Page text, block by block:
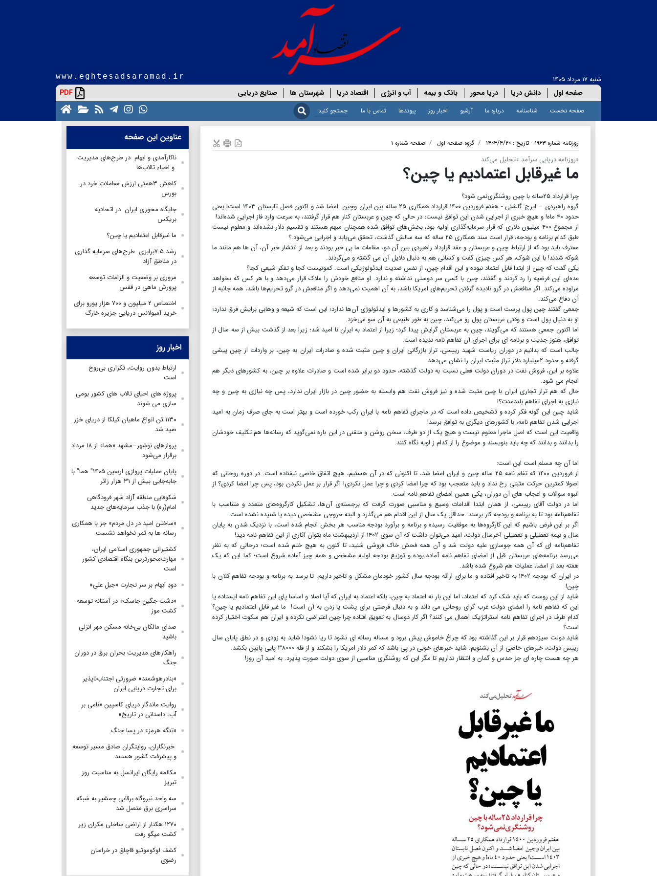
شنبه ۱۷ مرداد ۱۴۰۵ www.eghtesadsaramad.ir
صفحه اول دانش دریا دریا محور بانک و بیمه آب و انرژی اقتصاد دریا شهرستان ها صنایع دریایی PDF
صفحه نخست شناسنامه درباره ما آرشیو اخبار روز پیوندها تماس با ما
روزنامه شماره ۱۹۶۳ - تاریخ : ۱۴۰۳/۴/۲۰ گروه صفحه اول صفحه شماره ۱
«روزنامه دریایی سرآمد »تحلیل می‌کند
ما غیرقابل اعتمادیم یا چین؟
چرا قرارداد ۲۵ساله با چین روشنگری‌نمی شود؟
​​​​​​​گروه راهبردی – ایرج گلشنی - هفتم فروردین ۱۴۰۰ قرارداد همکاری ۲۵ ساله بین ایران وچین امضا شد و اکنون فصل تابستان ۱۴۰۳ است! یعنی
حدود ۴۰ ماه! و هیچ خبری از اجرایی شدن این توافق نیست؛ در حالی که چین و عربستان کنار هم قرار گرفتند، به سرعت وارد فاز اجرایی شده‌اند!
از مجموع ۴۰۰ میلیون دلاری که قرار سرمایه‌گذاری اولیه بود، بخش‌های توافق شده همچنان مبهم هستند و تقسیم دلار نشده‌اند و معلوم نیست
طبق کدام برنامه و بودجه، قرار است سند همکاری ۲۵ ساله که سه سالش گذشت، تحقق می‌یابد و اجرایی می‌شود.؟
معترف باید بود که از ارتباط چین و عربستان و عقد قرارداد راهبردی بین آن دو، مقامات ما بی خبر بودند و بعد از انتشار خبر آن، آن ها هم مانند ما
شوکه شدند! با این شوک، هر کس چیزی گفت و کسانی هم به دنبال دلایل آن می گشته و می‌گردند.
یکی گفت که چین از ابتدا قابل اعتماد نبوده و این اقدام چین، از نفس ضدیت ایدئولوژیکی است. کمونیست کجا و تفکر شیعی کجا؟
عده‌ای این فرضیه را رد کردند و گفتند، چین با کسی سر دوستی نداشته و ندارد. او منافع خودش را ملاک قرار می‌دهد و با هر کس که بخواهد
مراوده می‌کند. اگر منافعش در گرو نادیده گرفتن تحریم‌های امریکا باشد، به آن اهمیت نمی‌دهد و اگر منافعش در گرو تحریم‌ها باشد، همه جانبه از
آن دفاع می‌کند.
جمعی گفتند چین پول پرست است و پول را می‌شناسد و کاری به کشورها و ایدئولوژی آن‌ها ندارد؛ این است که شیعه و وهابی برایش فرق ندارد؛
او به دنبال پول است و وقتی عربستان پول رو می‌کند، چین به طور طبیعی به آن سو می‌خزد.
اما اکنون جمعی هستند که می‌گویند، چین به عربستان گرایش پیدا کرد؛ زیرا از اعتماد به ایران نا امید شد؛ زیرا بعد از گذشت بیش از سه سال از
توافق، هنوز جدیت و برنامه ای برای اجرای آن تفاهم نامه ندیده است.
جالب است که بدانیم در دوران ریاست شهید رییسی، تراز بازرگانی ایران و چین مثبت شده و صادرات ایران به چین، بر واردات از چین پیشی
گرفته و حدود ۲میلیارد دلار تراز مثبت ایران را نشان می‌دهد.
علاوه بر این، فروش نفت در دوران دولت فعلی نسبت به دولت گذشته، حدود دو برابر شده است و صادرات علاوه بر چین، به کشورهای دیگر هم
انجام می شود.
حال که هم تراز تجاری ایران با چین مثبت شده و نیز فروش نفت هم وابسته به حضور چین در بازار ایران ندارد، پس چه نیازی به چین و چه
نیازی به اجرای تفاهم بلندمدت؟!
شاید چین این گونه فکر کرده و تشخیص داده است که در ماجرای تفاهم نامه با ایران رکب خورده است و بهتر است به جای صرف زمان به امید
اجرایی شدن تفاهم نامه، با کشورهای دیگری به توافق برسد!
واقعیت این است که اصل ماجرا معلوم نیست و هیچ یک از دو طرف، سخن روشن و متقنی در این باره نمی‌گوید که رسانه‌ها هم تکلیف خودشان
را بدانند و بدانند که چه باید بنویسند و موضوع را از کدام ز اویه نگاه کنند.
اما آن چه مسلم است این است:
از فروردین ۱۴۰۰ که تفام نامه ۲۵ ساله چین و ایران امضا شد، تا اکنونی که در آن هستیم، هیچ اتفاق خاصی نیفتاده است. در دوره روحانی که
اصولا کمترین حرکت مثبتی رخ نداد و باید متعجب بود که چرا امضا کردی و چرا عمل نکردی! اگر قرار بر عمل نکردن بود، پس چرا امضا کردی؟ از
انبوه سوالات و اعجاب های آن دوران، یکی همین امضای تفاهم نامه است.
اما در دولت آقای رییسی، از همان ابتدا اقدامات وسیع و مناسبی صورت گرفت که برجسته‌ی آن‌ها، تشکیل کارگروه‌های متعدد و متناسب با
تفاهم‌نامه بود تا به برنامه و بودجه کار برسند. حداقل یک سال از این اقدام هم می‌گذرد و البته خروجی مشخصی دیده یا شنیده نشده است.
اگر بر این فرض باشیم که این کارگروه‌ها به موفقیت رسیده و برنامه و برآورد بودجه مناسب هر بخش انجام شده است، با نزدیک شدن به پایان
سال و نیمه تعطیلی و تعطیلی آخرسال دولت، امید می‌توان داشت که آن سوی ۱۴۰۲ از اردیبهشت ماه بتوان آثاری از این تفاهم نامه دید!
تفاهم‌نامه ای که آن همه جوسازی علیه دولت شد و آن همه فحش خاک فروشی شنید، تا کنون به هیچ ختم شده است؛ درحالی که به نظر
می‌رسد برنامه‌های عربستان قبل از امضای تفاهم نامه آماده بوده و توزیع بودجه اولیه مشخص و همه چیز آماده شروع است؛ کما این که یک
هفته بعد از امضا، عملیات هم شروع شده باشد.
در ایران که بودجه ۱۴۰۲ به تاخیر افتاده و ما برای ارائه بودجه سال کشور خودمان مشکل و تاخیر داریم. تا برسد به برنامه و بودجه تفاهم کلان با
چین!
شاید از این روست که باید شک کرد که اعتماد، اما این بار نه اعتماد به چین، بلکه اعتماد به ایران که آیا اصلا و اساسا پای این تفاهم نامه ایستاده یا
این که تفاهم نامه را امضای دولت غرب گرای روحانی می داند و به دنبال فرصتی برای پشت پا زدن به آن است! ما غیر قابل اعتمادیم یا چین؟
کدام طرف در اجرای تفاهم نامه استراتژیک اهمال می کنند؟ اگر کار دوسال به تعویق افتاده چرا چین اعتراضی نکرده و ایران هم سکوت اختیار کرده
است؟
شاید دولت سیزدهم قرار بر این گذاشته بود که چراغ خاموش پیش برود و مساله رسانه ای نشود تا ریا نشود! شاید به زودی و در نطق پایان سال
رییس دولت، خبرهای خاصی از آن بشنویم. شاید خبرهای خوبی در پی باشد که کمر دلار امریکا را بشکند و از قله ۳۸۰۰۰ پایی پایین بکشد.
هر چه هست چاره ای جز حدس و گمان و انتظار نداریم تا مگر این که روشنگری مناسبی از سوی دولت صورت پذیرد. به امید آن روز!
عناوین این صفحه
ناکارآمدی و ابهام در طرح‌های مدیریت
و احیاء تالاب‌ها
کاهش ۳همتی ارزش معاملات خرد در
بورس
جایگاه محوری ایران در اتحادیه
بریکس
ما غیرقابل اعتمادیم یا چین؟
رشد ۷.۵برابری طرح‌های سرمایه گذاری
در مناطق آزاد
مروری بر وضعیت و الزامات توسعه
پرورش ماهی در قفس
اختصاص ۲ میلیون و ۷۰۰ هزار یورو برای
خرید آمبولانس دریایی جزیره خارگ
اخبار روز
ارتباط بدون روایت، تکراری بی‌روح
است
پروژه های احیای تالاب های کشور بومی
سازی می شوند
۱۱۳۰ تن انواع ماهیان کیلکا از دریای خزر
صید شد
پروازهای نوشهر–مشهد «هما» از ۱۸ مرداد
برقرار می‌شود
پایان عملیات پروازی اربعین ۱۴۰۵" هما" با
جابه‌جایی بیش از ۳۱ هزار زائر
شکوفایی منطقه آزاد شهر فرودگاهی
امام(ره) با جذب سرمایه‌های جدید
«ساختن امید در دل مردم» جز با همکاری
رسانه ها به ثمر نخواهد نشست
کشتیرانی جمهوری اسلامی ایران،
مهارت‌محورترین بنگاه اقتصادی کشور
است
دودِ ابهام بر سر تجارت «جبل علی»
«دشت جگین جاسک» در آستانه توسعه
کشت موز
صدای مالکان بی‌خانه مسکن مهر انزلی
باشید
راهکارهای مدیریت بحران برق در دوران
جنگ
«بنادرهوشمند» ضرورتی اجتناب‌ناپذیر
برای تجارت دریایی ایران
روایت ماندگار دریای کاسپین «نامی بر
آب، داستانی در تاریخ»
«تنگه هرمز» در پسا جنگ
‌ خبرنگاران، روایتگران صادق مسیر توسعه
و پیشرفت کشور هستند
مکالمه رایگان ایرانسل به مناسبت روز
تبریز
سه واحد نیروگاه برقابی چمشیر به شبکه
سراسری برق متصل شد
۱۲۷۰ هکتار از اراضی ساحلی مکران زیر
کشت میگو رفت
کشف لوکوموتیو قاچاق در خراسان
رضوی